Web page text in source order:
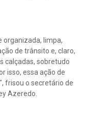
organizada, limpa,
de trânsito e, claro,
calçadas, sobretudo
isso, essa ação de
frisou o secretário de
Azeredo.